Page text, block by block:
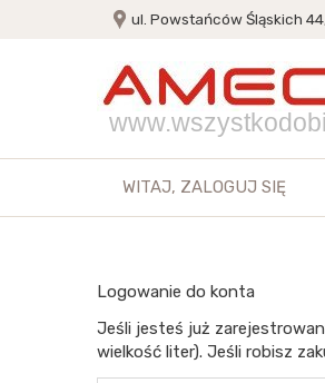
ul. Powstańców Śląskich
WITAJ, ZALOGUJ SIĘ
Logowanie do konta
Jeśli jesteś już
wielkość liter). Jeśli robisz